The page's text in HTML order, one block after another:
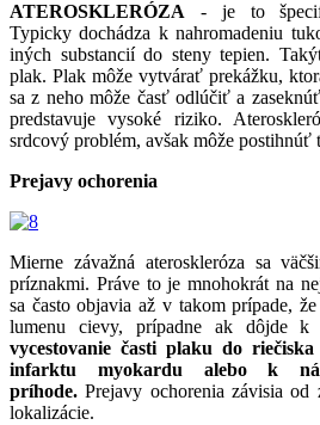
ATEROSKLERÓZA - je to
Typicky dochádza k nahromadeniu
iných substancií do steny tepien.
plak. Plak môže vytvárať prekážku,
sa z neho môže časť odlúčiť a
predstavuje vysoké riziko.
srdcový problém, avšak môže
Prejavy ochorenia
Mierne závažná ateroskleróza sa
príznakmi. Práve to je mnohokrát na
sa často objavia až v takom prípade,
lumenu cievy, prípadne ak dôjde k
vycestovanie časti plaku do
infarktu myokardu alebo k
príhode.Prejavy ochorenia závisia od
lokalizácie.